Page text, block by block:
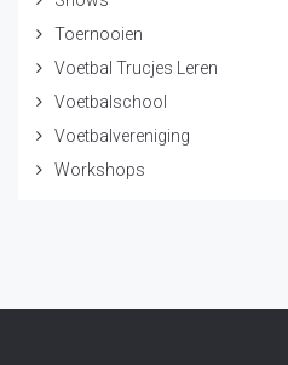
Toernooien
Voetbal Trucjes Leren
Voetbalschool
Voetbalvereniging
Workshops